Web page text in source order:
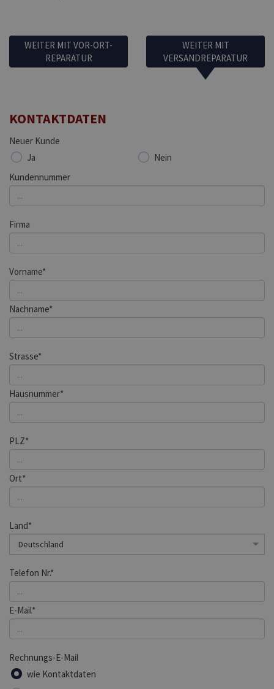
WEITER MIT VOR-ORT-
REPARATUR
WEITER MIT
VERSANDREPARATUR
KONTAKTDATEN
Neuer Kunde
Ja
Nein
Kundennummer
Firma
Vorname*
Nachname*
Strasse*
Hausnummer*
PLZ*
Ort*
Land*
Telefon Nr.*
E-Mail*
Rechnungs-E-Mail
wie Kontaktdaten